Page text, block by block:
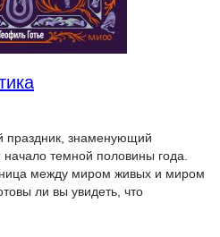
праздник, знаменующий
темной половины года.
между миром живых и миром
ли вы увидеть, что